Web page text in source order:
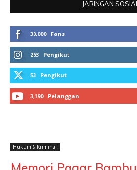
JARINGAN SOSIAL
38,000 Fans
263 Pengikut
53 Pengikut
3,190 Pelanggan